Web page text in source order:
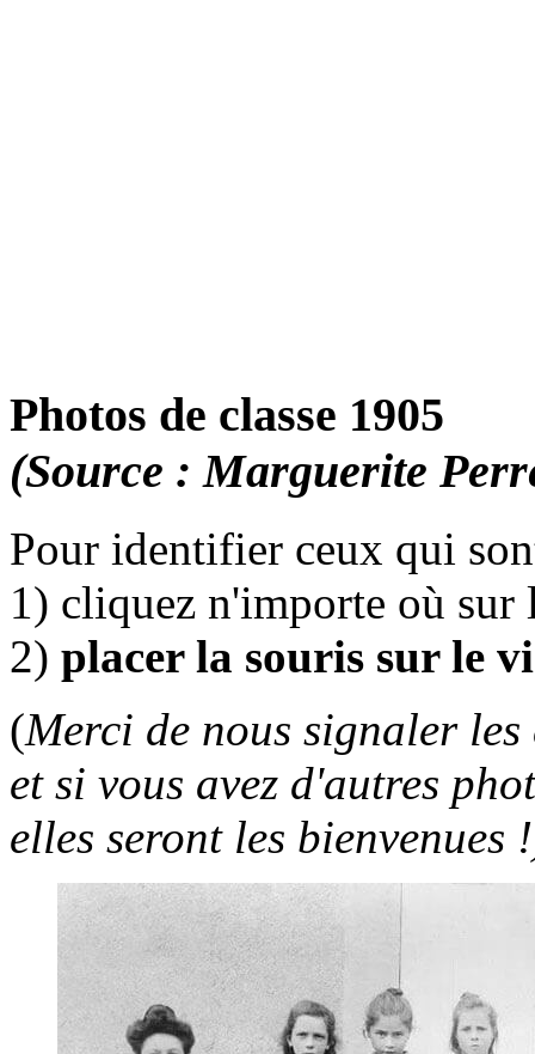
Photos de classe 1905
(Source : Marguerite
Pour identifier ceux qui
1) cliquez n'importe où sur
2) placer la souris sur le
(Merci de nous signaler les
et si vous avez d'autres
elles seront les bienvenues